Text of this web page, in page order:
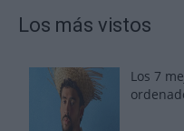
Los más vistos
Los 7